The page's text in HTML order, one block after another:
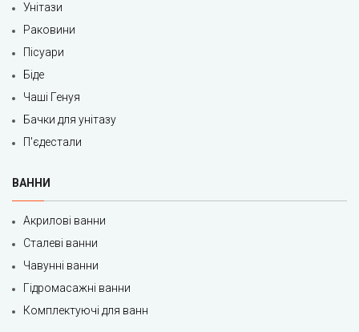
Унітази
Раковини
Пісуари
Біде
Чаші Генуя
Бачки для унітазу
П'єдестали
ВАННИ
Акрилові ванни
Сталеві ванни
Чавунні ванни
Гідромасажні ванни
Комплектуючі для ванн